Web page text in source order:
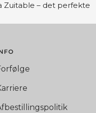
Zuitable – det perfekte